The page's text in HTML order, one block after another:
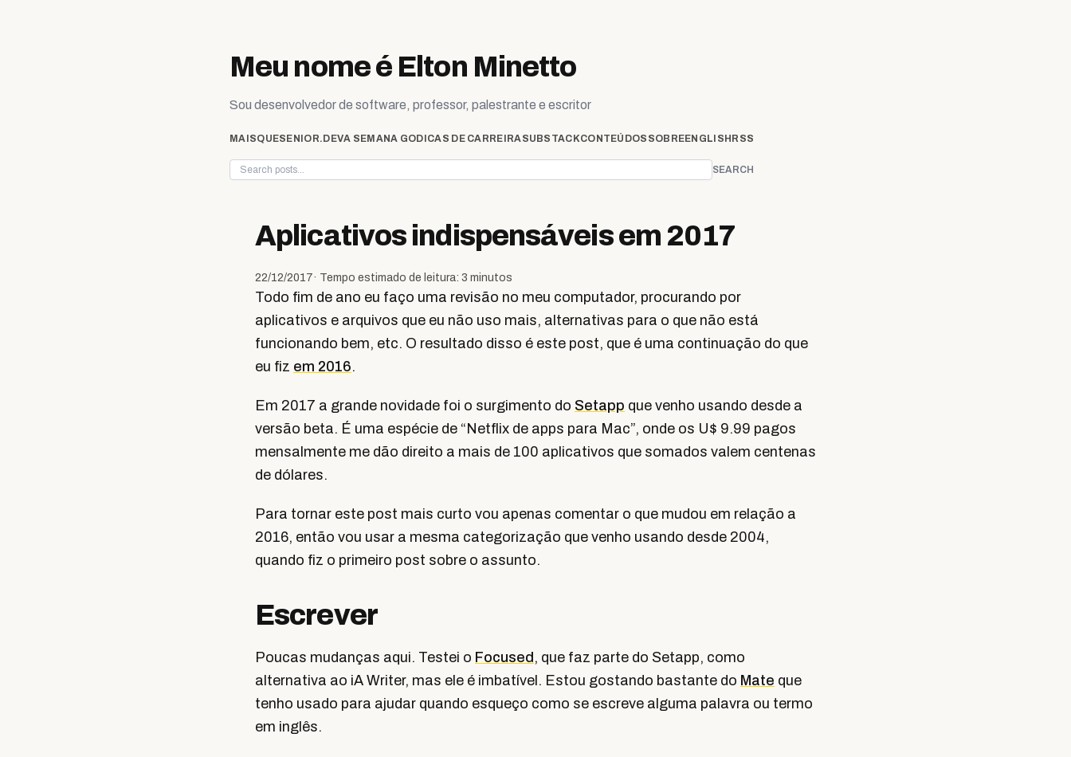
Meu nome é Elton Minetto
Sou desenvolvedor de software, professor, palestrante e escritor
MAISQUESENIOR.DEVA SEMANA GODICAS DE CARREIRASUBSTACKCONTEÚDOS SOBREENGLISH RSS
SEARCH
Aplicativos indispensáveis em 2017
22/12/2017· Tempo estimado de leitura: 3 minutos
Todo fim de ano eu faço uma revisão no meu computador, procurando por
aplicativos e arquivos que eu não uso mais, alternativas para o que não está
funcionando bem, etc. O resultado disso é este post, que é uma continuação do que
eu fiz em 2016.
Em 2017 a grande novidade foi o surgimento do Setapp que venho usando desde a
versão beta. É uma espécie de “Netflix de apps para Mac”, onde os U$ 9.99 pagos
mensalmente me dão direito a mais de 100 aplicativos que somados valem centenas
de dólares.
Para tornar este post mais curto vou apenas comentar o que mudou em relação a
2016, então vou usar a mesma categorização que venho usando desde 2004,
quando fiz o primeiro post sobre o assunto.
Escrever
Poucas mudanças aqui. Testei o Focused , que faz parte do Setapp, como
alternativa ao iA Writer, mas ele é imbatível. Estou gostando bastante do Mate que
tenho usado para ajudar quando esqueço como se escreve alguma palavra ou termo
em inglês.